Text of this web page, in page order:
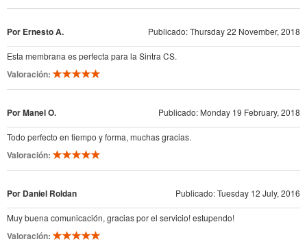
Por Ernesto A. Publicado: Thursday 22 November, 2018
Esta membrana es perfecta para la Sintra CS.
Valoración:
Por Manel O. Publicado: Monday 19 February, 2018
Todo perfecto en tiempo y forma, muchas gracias.
Valoración:
Por Daniel Roldan Publicado: Tuesday 12 July, 2016
Muy buena comunicación, gracias por el servicio! estupendo!
Valoración: